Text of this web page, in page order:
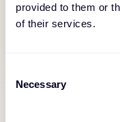
provided to them or
of their services.
Necessary
Gestiona
equipo.